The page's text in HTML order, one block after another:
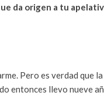
da origen a tu
Pero es verdad que
entonces llevo nueve